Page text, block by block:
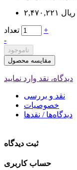
تعداد
+
-
ناموجود
مقایسه محصول
دیدگاه، نقد وارد نمایید
نقد و بررسی
خصوصیات
دیدگاه‌ها / نقدها
ثبت دیدگاه
حساب کاربری